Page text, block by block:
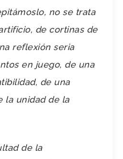
no se trata
de cortinas de
reflexión seria
en juego, de una
de una
la unidad de la
de la